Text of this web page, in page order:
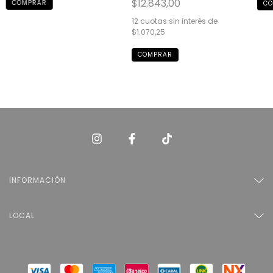
$12.843,00
12 cuotas sin interés de
$1.070,25
INFORMACIÓN
LOCAL